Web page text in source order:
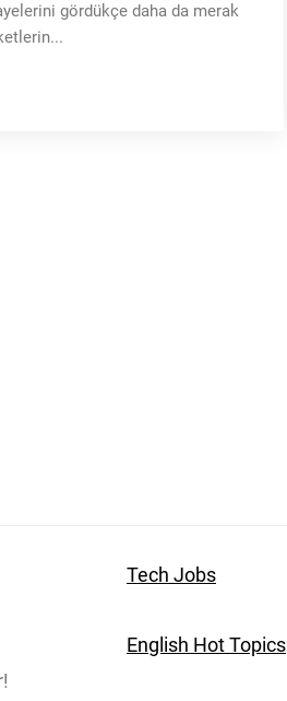
gördükçe daha da merak
Tech Jobs
English Hot Topics